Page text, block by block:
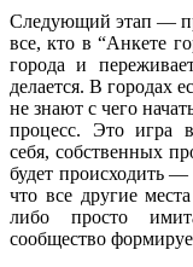
Следующий этап —
все, кто в “Анкете
города и
делается. В городах
не знают с чего
процесс. Это игра
себя, собственных
будет происходить
что все другие
либо просто
сообщество